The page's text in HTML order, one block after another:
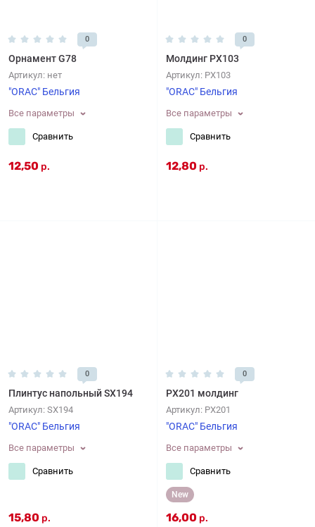
0
Орнамент G78
Артикул: нет
"ORAC" Бельгия
Все параметры
Сравнить
12,50 р.
0
Молдинг PX103
Артикул: PX103
"ORAC" Бельгия
Все параметры
Сравнить
12,80 р.
0
Плинтус напольный SX194
Артикул: SX194
"ORAC" Бельгия
Все параметры
Сравнить
15,80 р.
0
PX201 молдинг
Артикул: PX201
"ORAC" Бельгия
Все параметры
Сравнить
New
16,00 р.